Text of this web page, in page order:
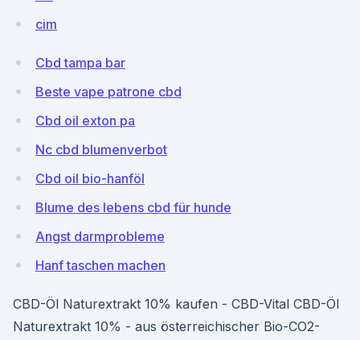
cim
Cbd tampa bar
Beste vape patrone cbd
Cbd oil exton pa
Nc cbd blumenverbot
Cbd oil bio-hanföl
Blume des lebens cbd für hunde
Angst darmprobleme
Hanf taschen machen
CBD-Öl Naturextrakt 10% kaufen - CBD-Vital CBD-Öl
Naturextrakt 10% - aus österreichischer Bio-CO2-